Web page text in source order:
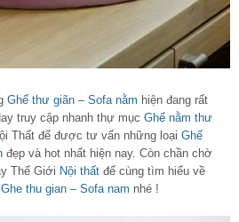
Ghế thư giãn – Sofa nằm hiện đang rất
truy cập nhanh thự mục Ghế nằm thư
Thất để được tư vấn những loại Ghế
đẹp và hot nhất hiện nay. Còn chần chờ
Thế Giới Nội thấtđể cùng tìm hiểu về
Ghe thu gian – Sofa nam nhé !